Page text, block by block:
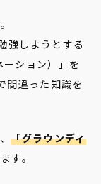
しようとする
ション）」を
間違った知識を
「グラウンディ
す。